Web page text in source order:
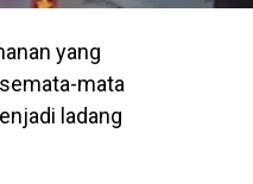
yang
mata
ladang